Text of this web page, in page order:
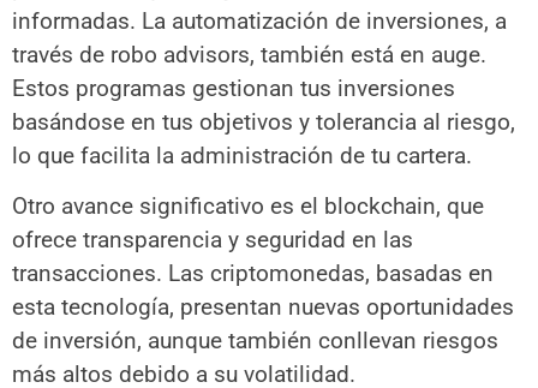
informadas. La automatización de inversiones, a
través de robo advisors, también está en auge.
Estos programas gestionan tus inversiones
basándose en tus objetivos y tolerancia al riesgo,
lo que facilita la administración de tu cartera.
Otro avance significativo es el blockchain, que
ofrece transparencia y seguridad en las
transacciones. Las criptomonedas, basadas en
esta tecnología, presentan nuevas oportunidades
de inversión, aunque también conllevan riesgos
más altos debido a su volatilidad.